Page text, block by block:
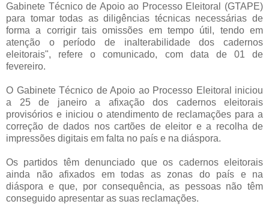
Gabinete Técnico de Apoio ao Processo Eleitoral (GTAPE)
para tomar todas as diligências técnicas necessárias de
forma a corrigir tais omissões em tempo útil, tendo em
atenção o período de inalterabilidade dos cadernos
eleitorais", refere o comunicado, com data de 01 de
fevereiro.
O Gabinete Técnico de Apoio ao Processo Eleitoral iniciou
a 25 de janeiro a afixação dos cadernos eleitorais
provisórios e iniciou o atendimento de reclamações para a
correção de dados nos cartões de eleitor e a recolha de
impressões digitais em falta no país e na diáspora.
Os partidos têm denunciado que os cadernos eleitorais
ainda não afixados em todas as zonas do país e na
diáspora e que, por consequência, as pessoas não têm
conseguido apresentar as suas reclamações.